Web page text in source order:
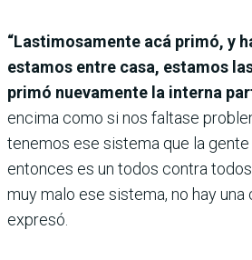
“Lastimosamente acá primó, y
estamos entre casa, estamos
primó nuevamente la interna
encima como si nos faltase
tenemos ese sistema que la
entonces es un todos contra
muy malo ese sistema, no hay una
expresó.